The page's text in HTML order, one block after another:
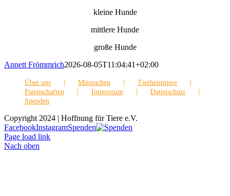
kleine Hunde
mittlere Hunde
große Hunde
Annett Frömmrich2026-08-05T11:04:41+02:00
Über uns Mitmachen
Tierheimtiere
Patenschaften
Impressum
Datenschutz
Spenden
Copyright 2024 | Hoffnung für Tiere e.V.
FacebookInstagramSpenden
Page load link
Nach oben